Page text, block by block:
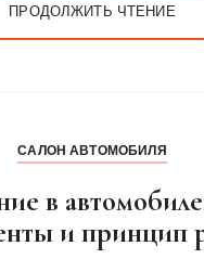
ПРОДОЛЖИТЬ ЧТЕНИЕ
САЛОН АВТОМОБИЛЯ
в
и принцип